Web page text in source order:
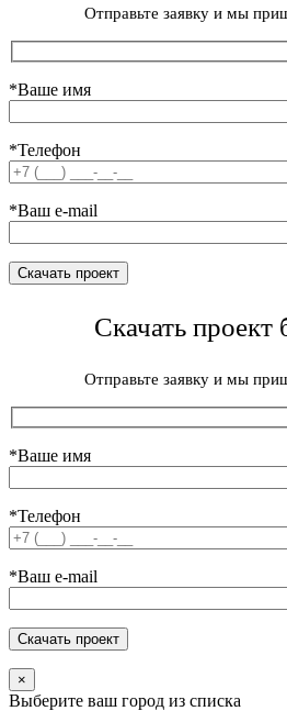
Отправьте заявку и мы
*Ваше имя
*Телефон
*Ваш e-mail
Скачать проект
Отправьте заявку и мы
*Ваше имя
*Телефон
*Ваш e-mail
×
Выберите ваш город из списка